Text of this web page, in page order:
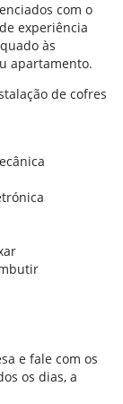
com o
experiência
às
apartamento.
de cofres
e fale com os
os dias, a